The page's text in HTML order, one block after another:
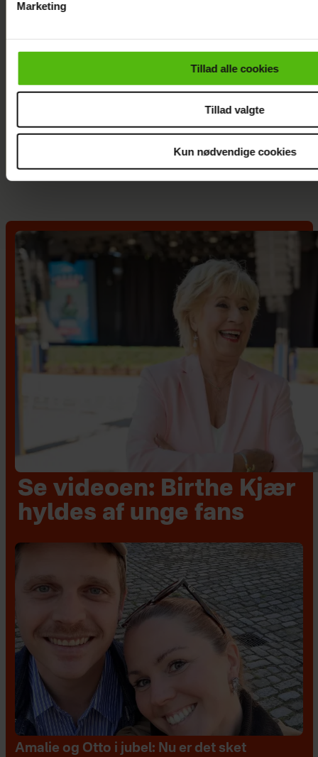
cookiepolitik.
Marketing
Tillad alle cookies
Tillad valgte
Kun nødvendige cookies
Benny Berdino fylder 80 år:
Sthur sthur fejring
Se videoen: Birthe Kjær
hyldes af unge fans
Amalie og Otto i jubel: Nu er det sket